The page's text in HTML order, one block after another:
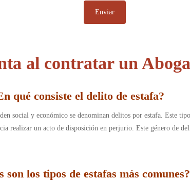
al contratar un
qué consiste el delito de estafa?
social y económico se denominan delitos por estafa. Este
realizar un acto de disposición en perjurio. Este género de
son los tipos de estafas más comunes?